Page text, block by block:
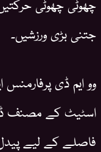
جتنی بڑی ورزشیں۔
وو ایم ڈی پرفارمنس
اسٹیٹ کے مصنف
فاصلے کے لیے